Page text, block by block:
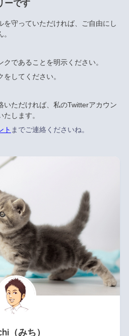
ーです
を守っていただければ、ご自由にし
であることを明示ください。
してください。
いただければ、私のTwitterアカウン
します。
ト までご連絡くださいね。
（みち）